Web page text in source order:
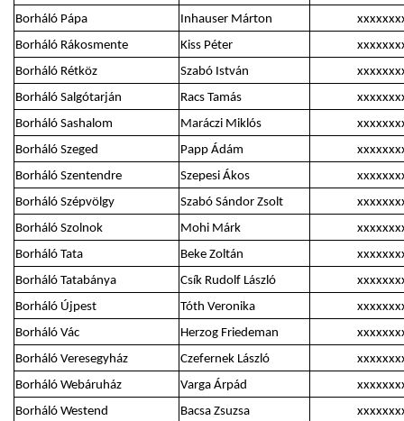
Borháló Pápa
Inhauser Márton
Borháló Rákosmente
Kiss Péter
Borháló Rétköz
Szabó István
Borháló Salgótarján
Racs Tamás
Borháló Sashalom
Maráczi Miklós
Borháló Szeged
Papp Ádám
Borháló Szentendre
Szepesi Ákos
Borháló Szépvölgy
Szabó Sándor Zsolt
Borháló Szolnok
Mohi Márk
Borháló Tata
Beke Zoltán
Borháló Tatabánya
Csík Rudolf László
Borháló Újpest
Tóth Veronika
Borháló Vác
Herzog Friedeman
Borháló Veresegyház
Czefernek László
Borháló Webáruház
Varga Árpád
Borháló Westend
Bacsa Zsuzsa